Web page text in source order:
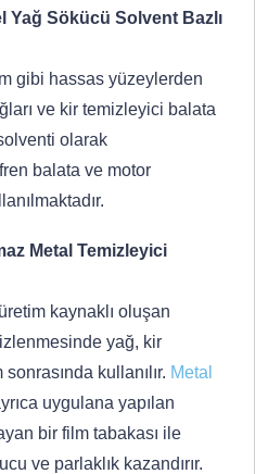
Yağ Sökücü Solvent Bazlı
gibi hassas yüzeylerden
ve kir temizleyici balata
olarak
fren balata ve motor
Metal Temizleyici
kaynaklı oluşan
yağ, kir
kullanılır. Metal
uygulana yapılan
bir film tabakası ile
ve parlaklık kazandırır.